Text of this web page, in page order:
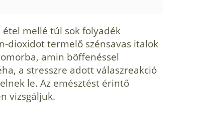
étel mellé túl sok folyadék
dioxidot termelő szénsavas italok
amin böffenéssel
a stresszre adott válaszreakció
le. Az emésztést érintő
vizsgáljuk.